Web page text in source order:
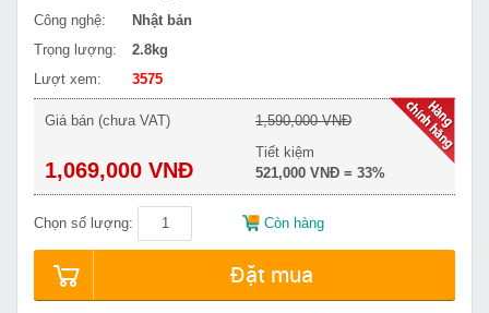
Công nghệ:
Nhật bản
Trọng lượng:
2.8kg
Lượt xem:
3575
Giá bán (chưa VAT)
1,069,000 VNĐ
1,590,000 VNĐ
Tiết kiệm
521,000 VNĐ = 33%
Chọn số lượng: Còn hàng
Đặt mua